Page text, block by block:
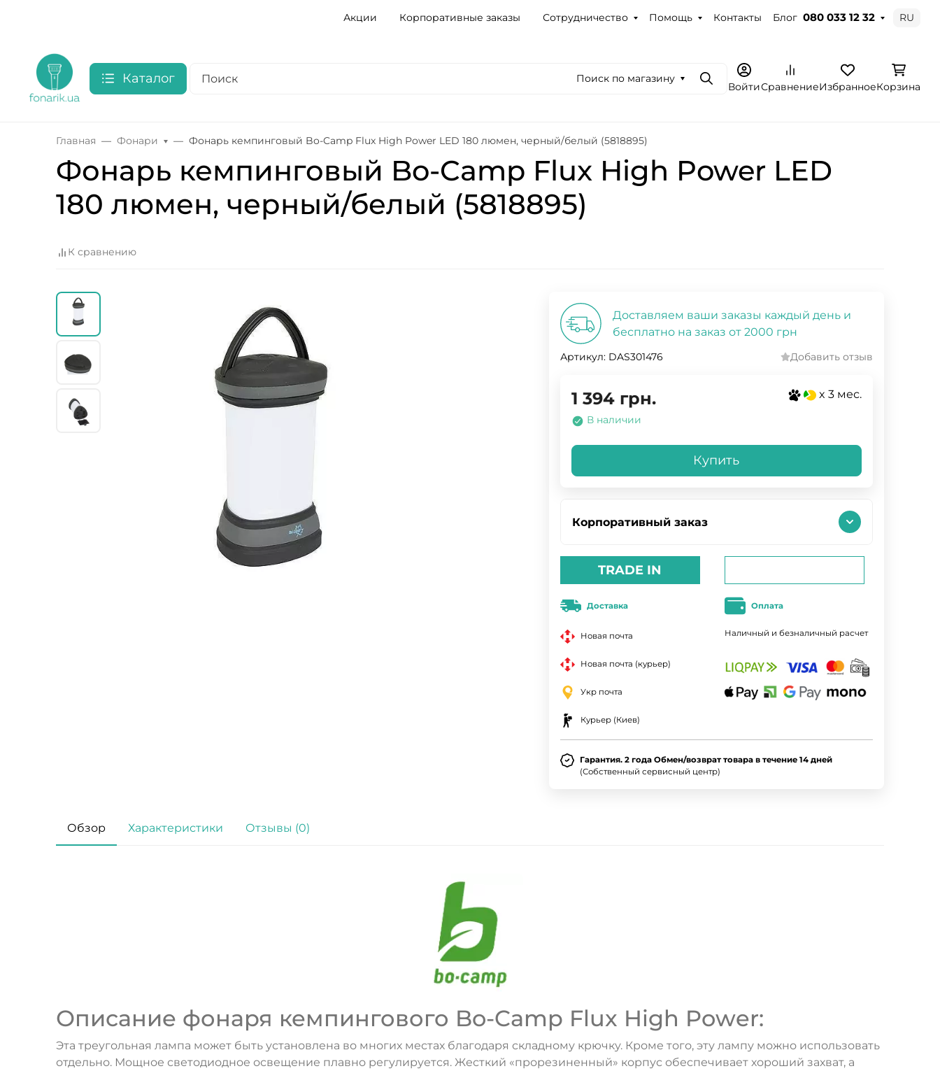
Акции Корпоративные заказы Сотрудничество Помощь Контакты Блог 080 033 12 32 RU
Каталог Поиск по магазину
ПоискВойтиСравнениеИзбранноеКорзина
Главная Фонари Фонарь кемпинговый Bo-Camp Flux High Power LED 180 люмен, черный/белый (5818895)
Фонарь кемпинговый Bo-Camp Flux High Power LED
180 люмен, черный/белый (5818895)
К сравнению
Доставляем ваши заказы каждый день и
бесплатно на заказ от 2000 грн
Артикул: DAS301476 Добавить отзыв
1 394 грн. x 3 мес.
В наличии
Купить
Корпоративный заказ
TRADE IN
Доставка
Новая почта
Новая почта (курьер)
Укр почта
Курьер (Киев)
Оплата
Наличный и безналичный расчет
Гарантия. 2 года Обмен/возврат товара в течение 14 дней
(Собственный сервисный центр)
Обзор Характеристики Отзывы (0)
Описание фонаря кемпингового Bo-Camp Flux High Power:
Эта треугольная лампа может быть установлена во многих местах благодаря складному крючку. Кроме того, эту лампу можно использовать
отдельно. Мощное светодиодное освещение плавно регулируется. Жесткий «прорезиненный» корпус обеспечивает хороший захват, а